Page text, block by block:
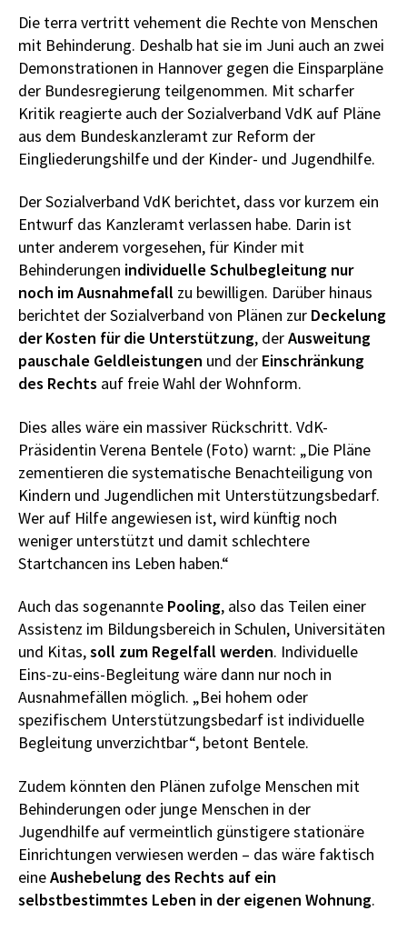
Die terra vertritt vehement die Rechte von Menschen
mit Behinderung. Deshalb hat sie im Juni auch an zwei
Demonstrationen in Hannover gegen die Einsparpläne
der Bundesregierung teilgenommen. Mit scharfer
Kritik reagierte auch der Sozialverband VdK auf Pläne
aus dem Bundeskanzleramt zur Reform der
Eingliederungshilfe und der Kinder- und Jugendhilfe.
Der Sozialverband VdK berichtet, dass vor kurzem ein
Entwurf das Kanzleramt verlassen habe. Darin ist
unter anderem vorgesehen, für Kinder mit
Behinderungen individuelle Schulbegleitung nur
noch im Ausnahmefall zu bewilligen. Darüber hinaus
berichtet der Sozialverband von Plänen zur Deckelung
der Kosten für die Unterstützung, derAusweitung
pauschale Geldleistungen und der Einschränkung
des Rechts auf freie Wahl der Wohnform.
Dies alles wäre ein massiver Rückschritt. VdK-
Präsidentin Verena Bentele (Foto) warnt: „Die Pläne
zementieren die systematische Benachteiligung von
Kindern und Jugendlichen mit Unterstützungsbedarf.
Wer auf Hilfe angewiesen ist, wird künftig noch
weniger unterstützt und damit schlechtere
Startchancen ins Leben haben.“
Auch das sogenannte Pooling, also das Teilen einer
Assistenz im Bildungsbereich in Schulen, Universitäten
und Kitas,soll zum Regelfall werden. Individuelle
Eins-zu-eins-Begleitung wäre dann nur noch in
Ausnahmefällen möglich. „Bei hohem oder
spezifischem Unterstützungsbedarf ist individuelle
Begleitung unverzichtbar“, betont Bentele.
Zudem könnten den Plänen zufolge Menschen mit
Behinderungen oder junge Menschen in der
Jugendhilfe auf vermeintlich günstigere stationäre
Einrichtungen verwiesen werden – das wäre faktisch
eineAushebelung des Rechts auf ein
selbstbestimmtes Leben in der eigenen Wohnung.